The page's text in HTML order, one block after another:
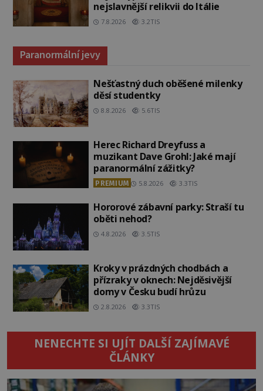
nejslavnější relikvii do Itálie
7.8.2026 3.2TIS
Paranormální jevy
Nešťastný duch oběšené milenky
děsí studentky
8.8.2026 5.6TIS
Herec Richard Dreyfuss a
muzikant Dave Grohl: Jaké mají
paranormální zážitky?
PREMIUM 5.8.2026 3.3TIS
Hororové zábavní parky: Straší tu
oběti nehod?
4.8.2026 3.5TIS
Kroky v prázdných chodbách a
přízraky v oknech: Nejděsivější
domy v Česku budí hrůzu
2.8.2026 3.3TIS
NENECHTE SI UJÍT DALŠÍ ZAJÍMAVÉ
ČLÁNKY